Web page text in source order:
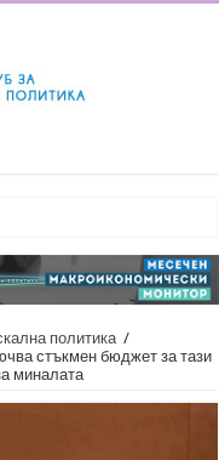
в ППЗТМТМ касаещи вноса
политика /
стъкмен бюджет за тази
миналата